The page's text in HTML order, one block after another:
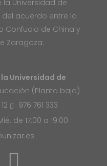
la Universidad de
acuerdo entre la
Confucio de China y
Zaragoza.
Universidad de
(Planta baja)
976 761 333
de 17:00 a 19:00